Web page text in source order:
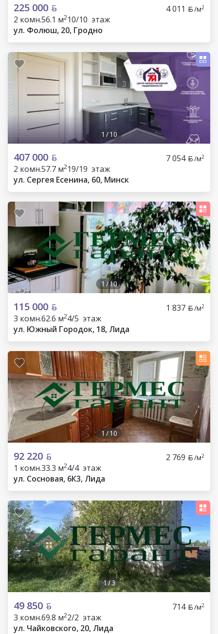
225 000 4 011 /м2
2 комн.56.1 м210/10 этаж
ул. Фолюш, 20, Гродно
1 /10
407 000 7 054 /м2
2 комн.57.7 м219/19 этаж
ул. Сергея Есенина, 60, Минск
1 /10
115 000 1 837 /м2
3 комн.62.6 м24/5 этаж
ул. Южный Городок, 18, Лида
1 /10
92 220 2 769 /м2
1 комн.33.3 м24/4 этаж
ул. Сосновая, 6К3, Лида
1/3
49 850 714 /м2
3 комн.69.8 м22/2 этаж
ул. Чайковского, 20, Лида